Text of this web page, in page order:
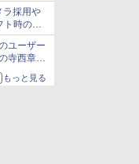
ラ採用や
ト時の操
ユーザー
寺西章氏
もっと見る